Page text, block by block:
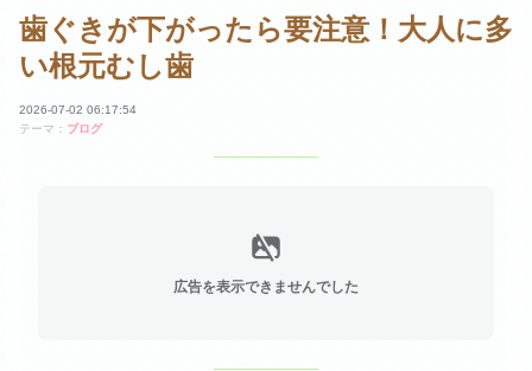
歯ぐきが下がったら要注意！大人に多
い根元むし歯
2026-07-02 06:17:54
テーマ： ブログ
広告を表示できませんでした